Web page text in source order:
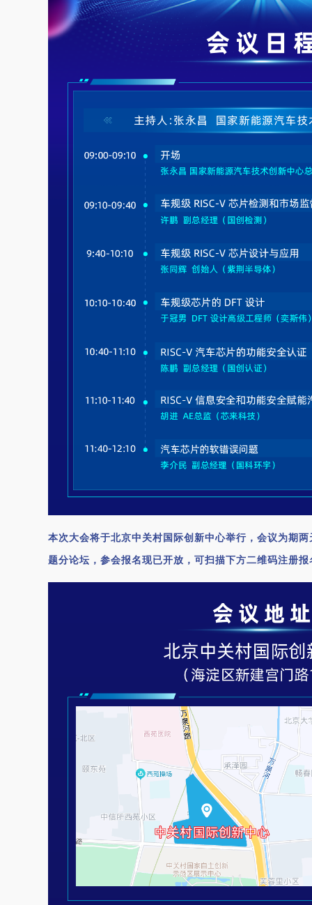
本次大会将于北京中关村国际创新中心举行，会议为期
题分论坛，参会报名现已开放，可扫描下方二维码注册报